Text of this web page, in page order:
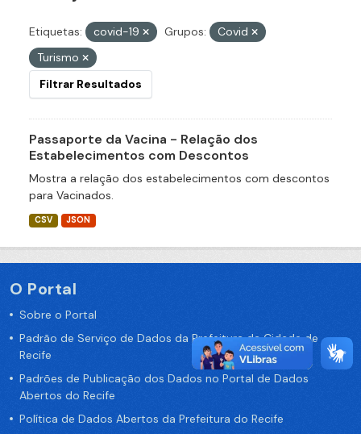
Etiquetas: covid-19 Grupos:
Covid
Turismo
Filtrar Resultados
Passaporte da Vacina - Relação dos
Estabelecimentos com Descontos
Mostra a relação dos estabelecimentos com descontos
para Vacinados.
CSV JSON
O Portal
Sobre o Portal
Padrão de Serviço de Dados da Prefeitura da Cidade de
Recife
Padrões de Publicação dos Dados no Portal de Dados
Abertos do Recife
Política de Dados Abertos da Prefeitura do Recife